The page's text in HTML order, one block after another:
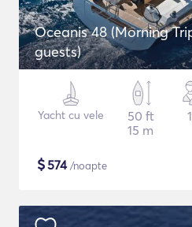
Oceanis 48 (Morning
guests)
Yacht cu vele
50 ft
15 m
$574/noapte